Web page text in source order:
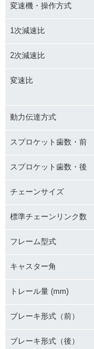
変速機・操作方式
1次減速比
2次減速比
変速比
動力伝達方式
スプロケット歯数・前
スプロケット歯数・後
チェーンサイズ
標準チェーンリンク数
フレーム型式
キャスター角
トレール量 (mm)
ブレーキ形式（前）
ブレーキ形式（後）